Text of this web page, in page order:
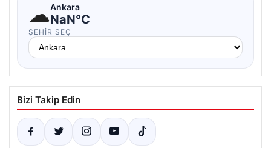
☁Ankara
NaN°C
ŞEHIR SEÇ
Bizi Takip Edin